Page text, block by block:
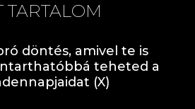
TARTALOM
döntés, amivel te is
teheted a
(X)